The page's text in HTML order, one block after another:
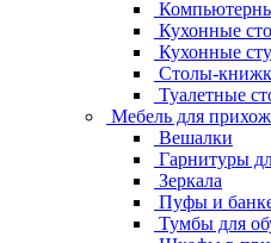
Кухонные
Кухонные
Столы-
Туалетные
Мебель для
Вешалки
Гарнитуры
Зеркала
Пуфы и
Тумбы для